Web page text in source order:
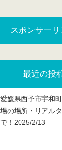
スポンサーリ
最近の投
愛媛県西予市宇和
場の場所・リアル
で！2025/2/13